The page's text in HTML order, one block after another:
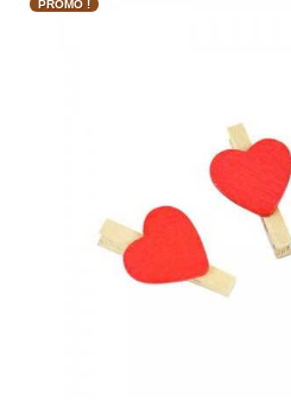
PROMO !